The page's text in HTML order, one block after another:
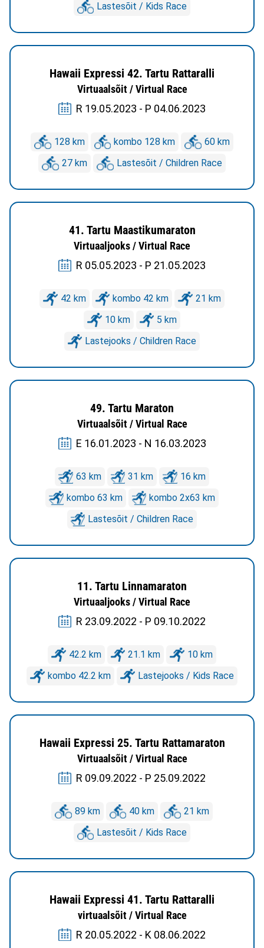
Lastesõit / Kids Race
Hawaii Expressi 42. Tartu Rattaralli
Virtuaalsõit / Virtual Race
R 19.05.2023 - P 04.06.2023
128 km kombo 128 km
60 km
27 km
Lastesõit / Children Race
41. Tartu Maastikumaraton
Virtuaaljooks / Virtual Race
R 05.05.2023 - P 21.05.2023
42 km kombo 42 km
21 km
10 km
5 km
Lastejooks / Children Race
49. Tartu Maraton
Virtuaalsõit / Virtual Race
E 16.01.2023 - N 16.03.2023
63 km 31 km
16 km
kombo 63 km
kombo 2x63 km
Lastesõit / Children Race
11. Tartu Linnamaraton
Virtuaaljooks / Virtual Race
R 23.09.2022 - P 09.10.2022
42.2 km 21.1 km
10 km
kombo 42.2 km
Lastejooks / Kids Race
Hawaii Expressi 25. Tartu Rattamaraton
Virtuaalsõit / Virtual Race
R 09.09.2022 - P 25.09.2022
89 km 40 km
21 km
Lastesõit / Kids Race
Hawaii Expressi 41. Tartu Rattaralli
virtuaalsõit / Virtual Race
R 20.05.2022 - K 08.06.2022